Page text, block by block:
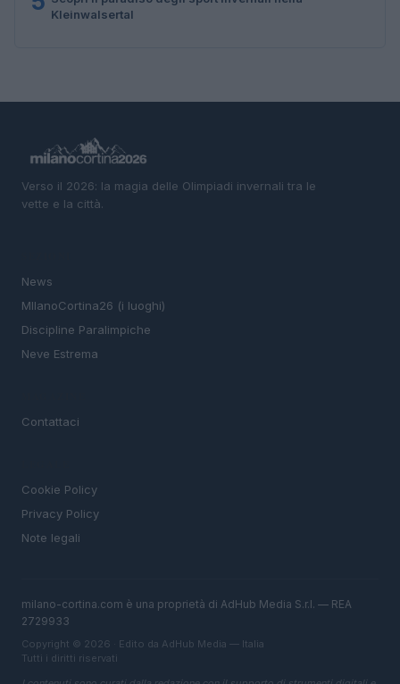
Kleinwalsertal
Verso il 2026: la magia delle Olimpiadi invernali tra le
vette e la città.
News
MIlanoCortina26 (i luoghi)
Discipline Paralimpiche
Neve Estrema
Contattaci
Cookie Policy
Privacy Policy
Note legali
milano-cortina.com è una proprietà di AdHub Media S.r.l. — REA
2729933
Copyright © 2026 · Edito da AdHub Media — Italia
Tutti i diritti riservati